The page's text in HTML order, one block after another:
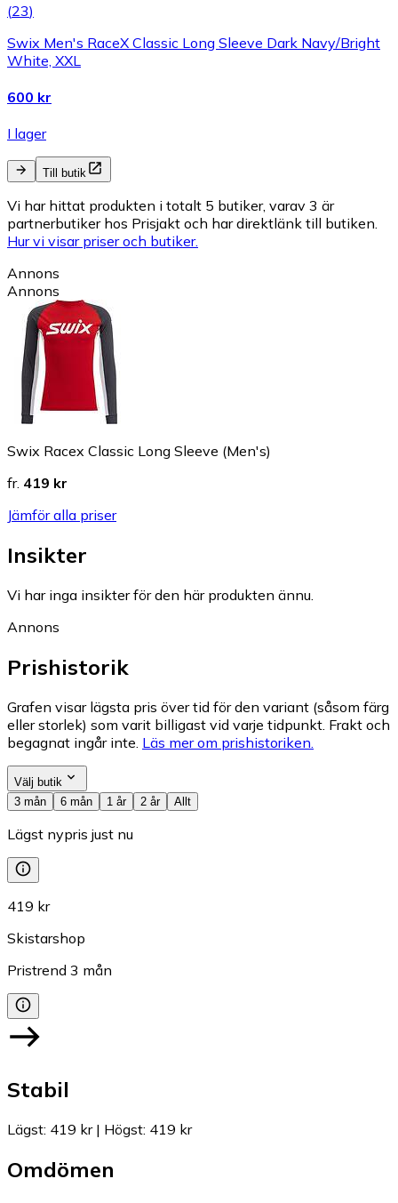
(23)
Swix Men's RaceX Classic Long Sleeve Dark Navy/Bright
White, XXL
600 kr
I lager
Till butik
Vi har hittat produkten i totalt 5 butiker, varav 3 är
partnerbutiker hos Prisjakt och har direktlänk till butiken.
Hur vi visar priser och butiker.
Annons
Annons
Swix Racex Classic Long Sleeve (Men's)
fr. 419 kr
Jämför alla priser
Insikter
Vi har inga insikter för den här produkten ännu.
Annons
Prishistorik
Grafen visar lägsta pris över tid för den variant (såsom färg
eller storlek) som varit billigast vid varje tidpunkt. Frakt och
begagnat ingår inte. Läs mer om prishistoriken.
Välj butik
3 mån
6 mån 1 år 2 år Allt
Lägst nypris just nu
419 kr
Skistarshop
Pristrend 3 mån
Stabil
Lägst: 419 kr| Högst: 419 kr
Omdömen